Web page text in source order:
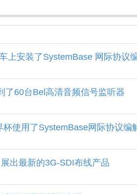
上安装了SystemBase 网际协议
了60台Bel高清音频信号监听器
杯使用了SystemBase网际协议编
出最新的3G-SDI布线产品